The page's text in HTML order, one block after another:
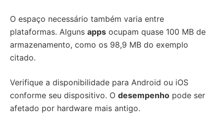
O espaço necessário também varia entre
plataformas. Alguns apps ocupam quase 100 MB de
armazenamento, como os 98,9 MB do exemplo
citado.
Verifique a disponibilidade para Android ou iOS
conforme seu dispositivo. O desempenho pode ser
afetado por hardware mais antigo.